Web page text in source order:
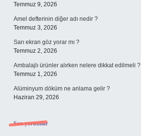
Temmuz 9, 2026
Amel defterinin diğer adı nedir ?
Temmuz 3, 2026
Sarı ekran göz yorar mı ?
Temmuz 2, 2026
Ambalajlı ürünler alırken nelere dikkat edilmeli ?
Temmuz 1, 2026
Alüminyum döküm ne anlama gelir ?
Haziran 29, 2026
Son yorumlar